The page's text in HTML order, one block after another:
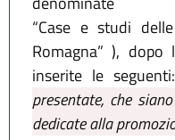
“Case e studi
Romagna” ),
inserite le
presentate, che
dedicate alla